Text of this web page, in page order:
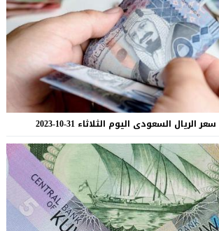
السعودى اليوم الثلاثاء 31-10-2023